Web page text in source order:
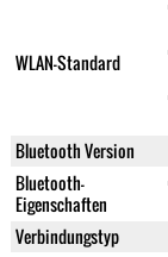
WLAN-Standard
Bluetooth Version
Bluetooth-
Eigenschaften
Verbindungstyp